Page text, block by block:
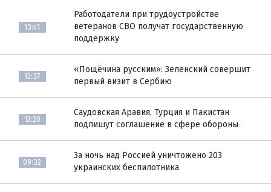
13:41
Работодатели при трудоустройстве
ветеранов СВО получат государственную
поддержку
12:37
«Пощёчина русским»: Зеленский совершит
первый визит в Сербию
12:20
Саудовская Аравия, Турция и Пакистан
подпишут соглашение в сфере обороны
09:32
За ночь над Россией уничтожено 203
украинских беспилотника